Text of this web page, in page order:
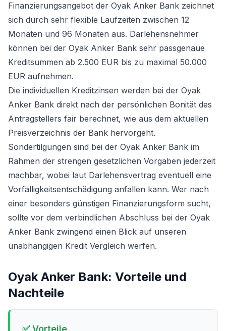
Finanzierungsangebot der Oyak Anker Bank zeichnet
sich durch sehr flexible Laufzeiten zwischen 12
Monaten und 96 Monaten aus. Darlehensnehmer
können bei der Oyak Anker Bank sehr passgenaue
Kreditsummen ab 2.500 EUR bis zu maximal 50.000
EUR aufnehmen.
Die individuellen Kreditzinsen werden bei der Oyak
Anker Bank direkt nach der persönlichen Bonität des
Antragstellers fair berechnet, wie aus dem aktuellen
Preisverzeichnis der Bank hervorgeht.
Sondertilgungen sind bei der Oyak Anker Bank im
Rahmen der strengen gesetzlichen Vorgaben jederzeit
machbar, wobei laut Darlehensvertrag eventuell eine
Vorfälligkeitsentschädigung anfallen kann. Wer nach
einer besonders günstigen Finanzierungsform sucht,
sollte vor dem verbindlichen Abschluss bei der Oyak
Anker Bank zwingend einen Blick auf unseren
unabhängigen Kredit Vergleich werfen.
Oyak Anker Bank: Vorteile und
Nachteile
✅ Vorteile